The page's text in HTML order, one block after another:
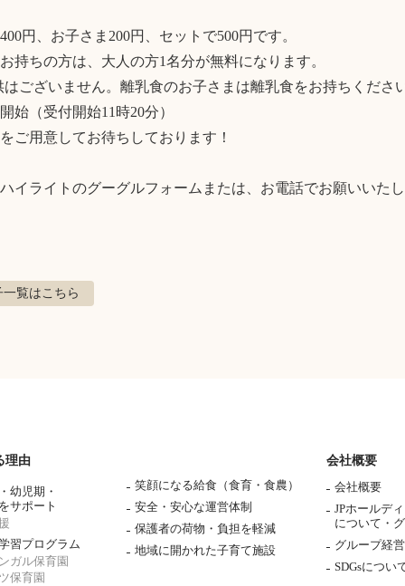
円、お子さま200円、セットで500円です。
持ちの方は、大人の方1名分が無料になります。
ございません。離乳食のお子さまは離乳食をお持ちくださ
始（受付開始11時20分）
ご用意してお待ちしております！
イライトのグーグルフォームまたは、お電話でお願いいたし
一覧はこちら
理由
幼児期・
サポート
習プログラム
ガル保育園
保育園
笑顔になる給食（食育・食農）
安全・安心な運営体制
保護者の荷物・負担を軽減
地域に開かれた子育て施設
会社概要
会社概要
JPホールデ
について・
グループ経
SDGsについ